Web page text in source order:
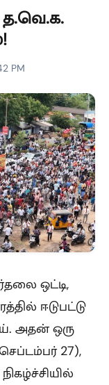
PM
ஒட்டி,
ஈடுபட்டு
அதன் ஒரு
27),